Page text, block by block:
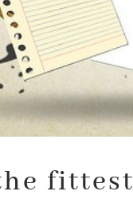
fittest